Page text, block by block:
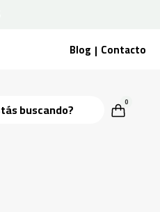
Blog | Contacto
0